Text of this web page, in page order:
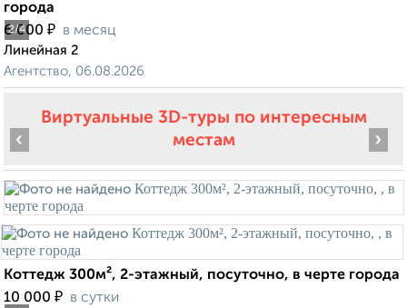
2/4
города
6 000 ₽ в месяц
Линейная 2
Агентство, 06.08.2026
Виртуальные 3D-туры по интересным
местам
‹ ›
Коттедж 300м², 2-этажный, посуточно, в черте города
10 000 ₽ в сутки